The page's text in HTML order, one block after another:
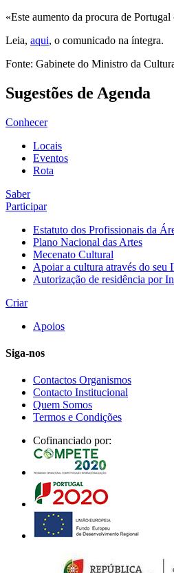
«Este aumento da procura de
Leia, aqui, o comunicado na íntegra.
Fonte: Gabinete do Ministro da
Sugestões de Agenda
Conhecer
Locais
Eventos
Rota
Saber
Participar
Estatuto dos Profissionais da
Plano Nacional das Artes
Mecenato Cultural
Apoiar a cultura através do seu
Autorização de residência por
Criar
Apoios
Siga-nos
Contactos Organismos
Contacto Institucional
Quem Somos
Termos e Condições
Cofinanciado por: